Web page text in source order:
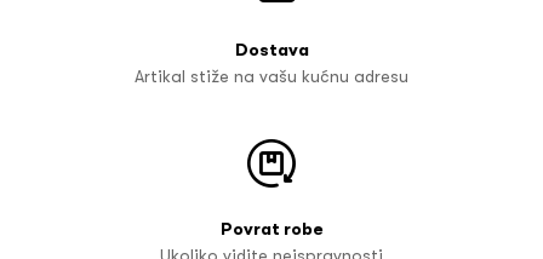
Dostava
Artikal stiže na vašu kućnu adresu
Povrat robe
Ukoliko vidite neispravnosti